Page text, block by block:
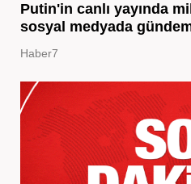
Putin'in canlı yayında
sosyal medyada
Haber7